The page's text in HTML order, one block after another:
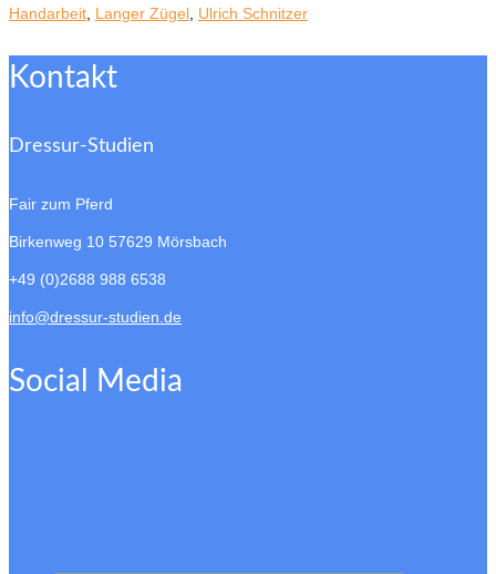
Handarbeit Langer Zügel Ulrich Schnitzer
Kontakt
Dressur-Studien
Fair zum Pferd
Birkenweg 10 57629 Mörsbach
+49 (0)2688 988 6538
info@dressur-studien.de
Social Media